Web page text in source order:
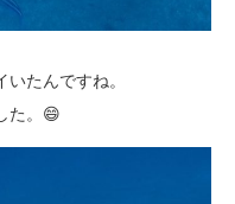
たんですね。
た。😄